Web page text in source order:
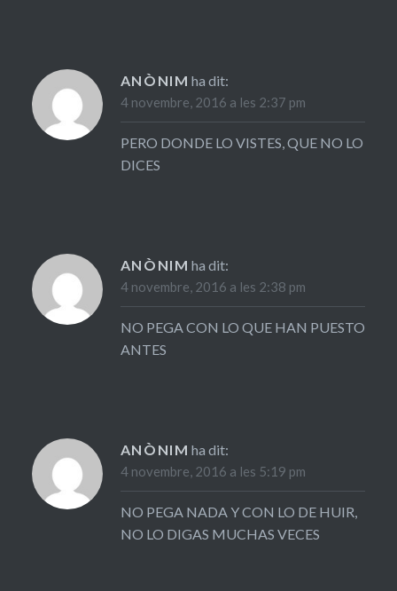
ANÒNIM ha dit:
4 novembre, 2016 a les 2:37 pm
PERO DONDE LO VISTES, QUE NO LO
DICES
ANÒNIM ha dit:
4 novembre, 2016 a les 2:38 pm
NO PEGA CON LO QUE HAN PUESTO
ANTES
ANÒNIM ha dit:
4 novembre, 2016 a les 5:19 pm
NO PEGA NADA Y CON LO DE HUIR,
NO LO DIGAS MUCHAS VECES